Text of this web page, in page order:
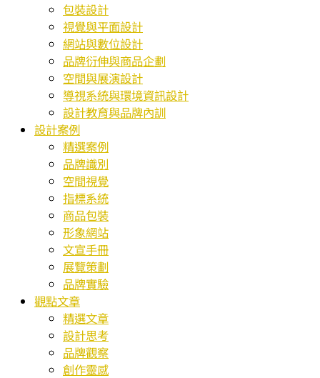
包裝設計
視覺與平面設計
網站與數位設計
品牌衍伸與商品企劃
空間與展演設計
導視系統與環境資訊設計
設計教育與品牌內訓
設計案例
精選案例
品牌識別
空間視覺
指標系統
商品包裝
形象網站
文宣手冊
展覽策劃
品牌實驗
觀點文章
精選文章
設計思考
品牌觀察
創作靈感